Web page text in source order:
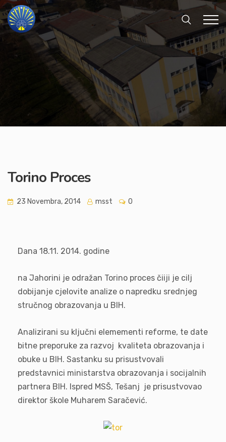
Torino Proces
23 Novembra, 2014 msst 0
Dana 18.11. 2014. godine
na Jahorini je odražan Torino proces čiiji je cilj
dobijanje cjelovite analize o napredku srednjeg
stručnog obrazovanja u BIH.
Analizirani su ključni elemementi reforme, te date
bitne preporuke za razvoj kvaliteta obrazovanja i
obuke u BIH. Sastanku su prisustvovali
predstavnici ministarstva obrazovanja i socijalnih
partnera BIH. Ispred MSŠ, Tešanj je prisustvovao
direktor škole Muharem Saračević.